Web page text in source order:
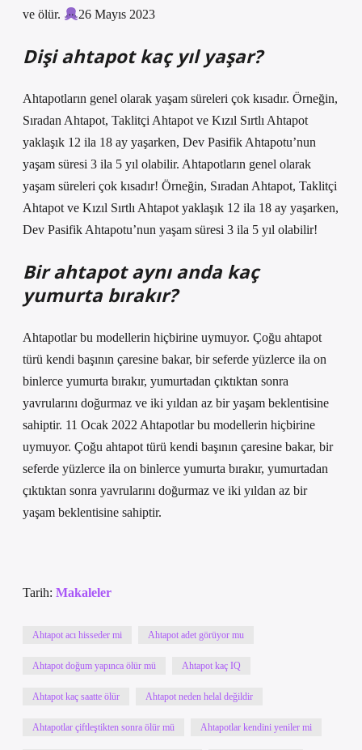
ve ölür.
26 Mayıs 2023
Dişi ahtapot kaç yıl yaşar?
Ahtapotların genel olarak yaşam süreleri çok kısadır. Örneğin,
Sıradan Ahtapot, Taklitçi Ahtapot ve Kızıl Sırtlı Ahtapot
yaklaşık 12 ila 18 ay yaşarken, Dev Pasifik Ahtapotu’nun
yaşam süresi 3 ila 5 yıl olabilir. Ahtapotların genel olarak
yaşam süreleri çok kısadır! Örneğin, Sıradan Ahtapot, Taklitçi
Ahtapot ve Kızıl Sırtlı Ahtapot yaklaşık 12 ila 18 ay yaşarken,
Dev Pasifik Ahtapotu’nun yaşam süresi 3 ila 5 yıl olabilir!
Bir ahtapot aynı anda kaç
yumurta bırakır?
Ahtapotlar bu modellerin hiçbirine uymuyor. Çoğu ahtapot
türü kendi başının çaresine bakar, bir seferde yüzlerce ila on
binlerce yumurta bırakır, yumurtadan çıktıktan sonra
yavrularını doğurmaz ve iki yıldan az bir yaşam beklentisine
sahiptir. 11 Ocak 2022 Ahtapotlar bu modellerin hiçbirine
uymuyor. Çoğu ahtapot türü kendi başının çaresine bakar, bir
seferde yüzlerce ila on binlerce yumurta bırakır, yumurtadan
çıktıktan sonra yavrularını doğurmaz ve iki yıldan az bir
yaşam beklentisine sahiptir.
Tarih: Makaleler
Ahtapot acı hisseder mi Ahtapot adet görüyor mu
Ahtapot doğum yapınca ölür mü Ahtapot kaç IQ
Ahtapot kaç saatte ölür Ahtapot neden helal değildir
Ahtapotlar çiftleştikten sonra ölür mü Ahtapotlar kendini yeniler mi